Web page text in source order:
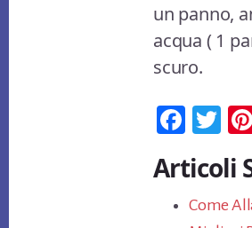
un panno,
acqua ( 1
scuro.
Fa
bo
ok
T
tt
er
Articoli
Come